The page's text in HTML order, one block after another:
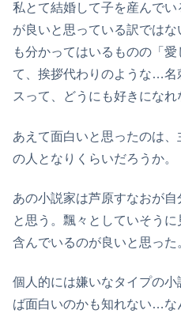
私とて結婚して子を産んで
が良いと思っている訳では
も分かってはいるものの「
て、挨拶代わりのような…名
スって、どうにも好きになれ
あえて面白いと思ったのは
の人となりくらいだろうか。
あの小説家は芦原すなおが
と思う。飄々としていそう
含んでいるのが良いと思った
個人的には嫌いなタイプの
ば面白いのかも知れない…な